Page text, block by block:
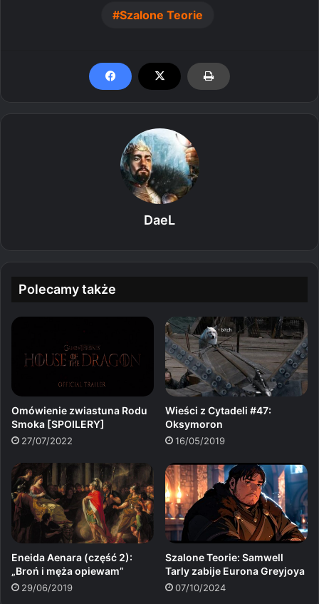
Szalone Teorie
DaeL
Polecamy także
Omówienie zwiastuna Rodu
Smoka [SPOILERY]
27/07/2022
Wieści z Cytadeli #47:
Oksymoron
16/05/2019
Eneida Aenara (część 2):
„Broń i męża opiewam”
29/06/2019
Szalone Teorie: Samwell
Tarly zabije Eurona Greyjoya
07/10/2024